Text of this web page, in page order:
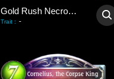
Gold Rush Necromancer
Trait : -